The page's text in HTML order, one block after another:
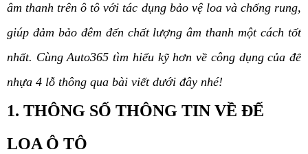
âm thanh trên ô tô với tác dụng bảo vệ loa và chống rung,
giúp đảm bảo đêm đến chất lượng âm thanh một cách tốt
nhất. Cùng Auto365 tìm hiểu kỹ hơn về công dụng của đế
nhựa 4 lỗ thông qua bài viết dưới đây nhé!
1. THÔNG SỐ THÔNG TIN VỀ ĐẾ
LOA Ô TÔ